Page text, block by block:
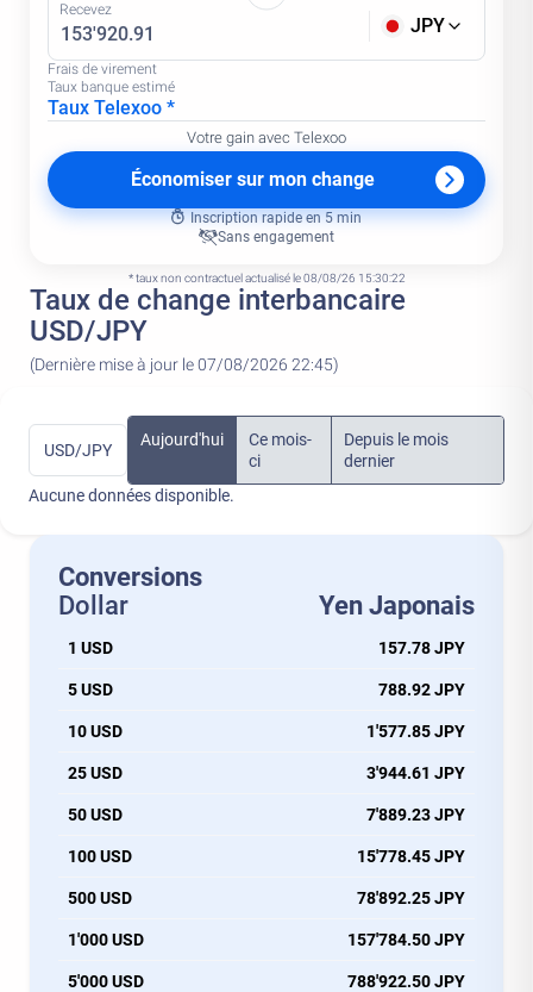
Recevez
JPY
Frais de virement
Taux banque estimé
Taux Telexoo *
Votre gain avec Telexoo
Économiser sur mon change
Inscription rapide en 5 min
Sans engagement
* taux non contractuel actualisé le 08/08/26 15:30:22
Taux de change interbancaire
USD/JPY
(Dernière mise à jour le 07/08/2026 22:45)
USD/JPY
Aujourd'hui
Ce mois-
ci
Depuis le mois
dernier
Aucune données disponible.
Conversions
Dollar
Yen Japonais
1 USD 157.78 JPY
5 USD 788.92 JPY
10 USD 1'577.85 JPY
25 USD 3'944.61 JPY
50 USD 7'889.23 JPY
100 USD 15'778.45 JPY
500 USD 78'892.25 JPY
1'000 USD 157'784.50 JPY
5'000 USD 788'922.50 JPY